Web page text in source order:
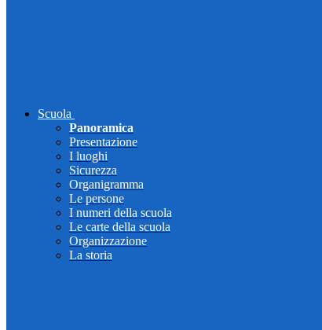
Scuola
Panoramica
Presentazione
I luoghi
Sicurezza
Organigramma
Le persone
I numeri della scuola
Le carte della scuola
Organizzazione
La storia